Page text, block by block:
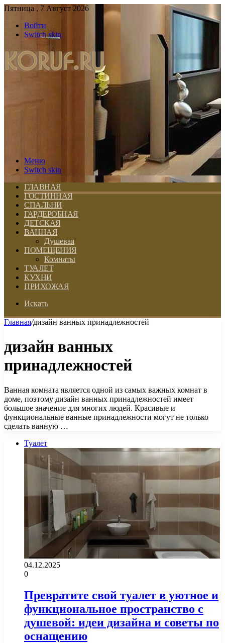
Пятница , 7 Август 2026
Войти
Switch skin
Меню
Switch skin
ГЛАВНАЯ
ГОСТИННАЯ
СПАЛЬНИ
ГАРДЕРОБНАЯ
ДЕТСКАЯ
ВАННАЯ
Душевая
ПОМЕЩЕНИЯ
Комнаты
ТУАЛЕТ
КУХНИ
ПРИХОЖАЯ
Искать
Главная/дизайн ванных принадлежностей
дизайн ванных
принадлежностей
Ванная комната является одной из самых важных комнат в
доме, поэтому дизайн ванных принадлежностей имеет
большое значение для многих людей. Красивые и
функциональные ванные принадлежности могут не только
сделать ванную …
Туалет
04.12.2025
0
Превратите свой туалет в уютное и
функциональное пространство с
душевой: идеи дизайна и советы по
оснащению